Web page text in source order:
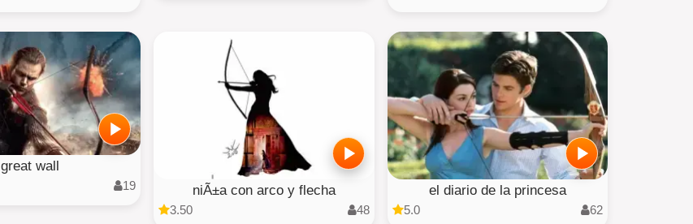
great wall
19 niÃ±a con arco y flecha
3.50 48
el diario de la princesa
5.0 62